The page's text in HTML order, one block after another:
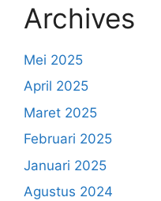
Archives
Mei 2025
April 2025
Maret 2025
Februari 2025
Januari 2025
Agustus 2024